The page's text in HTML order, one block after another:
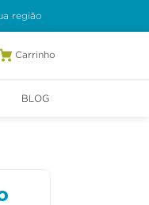
BLOG